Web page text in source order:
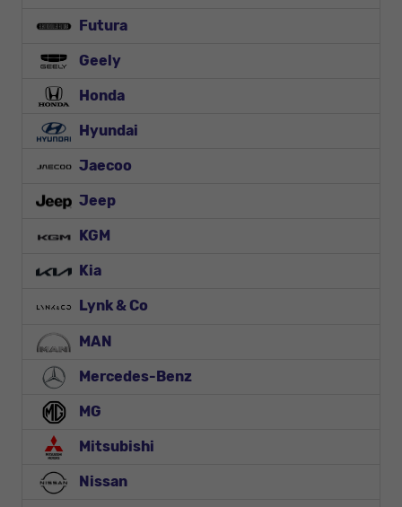
Futura
Geely
Honda
Hyundai
Jaecoo
Jeep
KGM
Kia
Lynk & Co
MAN
Mercedes-Benz
MG
Mitsubishi
Nissan